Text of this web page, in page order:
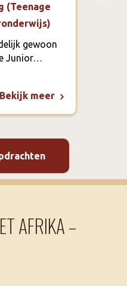
(Teenage
gewoon
Junior…
Bekijk meer
AFRIKA –